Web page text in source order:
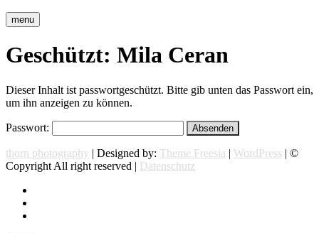
menu
Geschützt: Mila Ceran
Dieser Inhalt ist passwortgeschützt. Bitte gib unten das Passwort ein,
um ihn anzeigen zu können.
Passwort:
thorn photography | Designed by: Theme Freesia | WordPress | ©
Copyright All right reserved | Datenschutz